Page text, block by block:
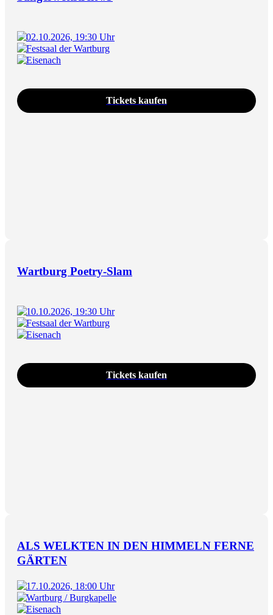
02.10.2026, 19:30 Uhr
Festsaal der Wartburg
Eisenach
Tickets kaufen
Wartburg Poetry-Slam
10.10.2026, 19:30 Uhr
Festsaal der Wartburg
Eisenach
Tickets kaufen
ALS WELKTEN IN DEN HIMMELN FERNE
GÄRTEN
17.10.2026, 18:00 Uhr
Wartburg / Burgkapelle
Eisenach